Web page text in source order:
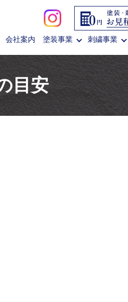
会社案内 塗装事業 刺繍事業
目安